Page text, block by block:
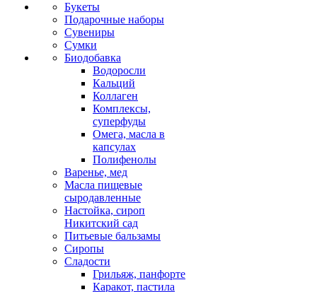
Букеты
Подарочные наборы
Сувениры
Сумки
Биодобавка
Водоросли
Кальций
Коллаген
Комплексы,
суперфуды
Омега, масла в
капсулах
Полифенолы
Варенье, мед
Масла пищевые
сыродавленные
Настойка, сироп
Никитский сад
Питьевые бальзамы
Сиропы
Сладости
Грильяж, панфорте
Каракот, пастила